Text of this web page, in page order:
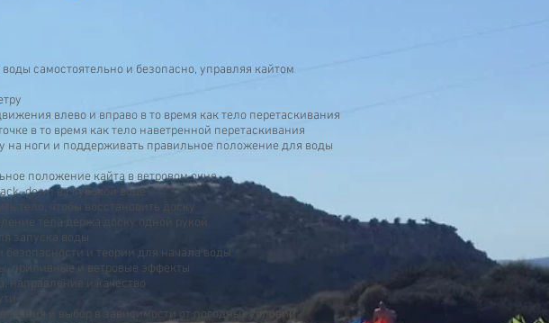
самостоятельно и безопасно, управляя кайтом
влево и вправо в то время как тело перетаскивания
в то время как тело наветренной перетаскивания
на ноги и поддерживать правильное положение для воды
положение кайта в ветровом окне
в глубокой воде
тело, чтобы восстановить доску
тела держа доску одной рукой
запуска воды
безопасности и теории для начала воды
приливные и ветровые эффекты
направление и качество
и выбор в зависимости от погодных условий